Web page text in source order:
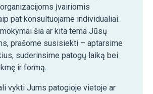
įvairiomis
pat konsultuojame individualiai.
šia ar kita tema Jūsų
prašome susisiekti – aptarsime
suderinsime patogų laiką bei
ir formą.
vykti Jums patogioje vietoje ar